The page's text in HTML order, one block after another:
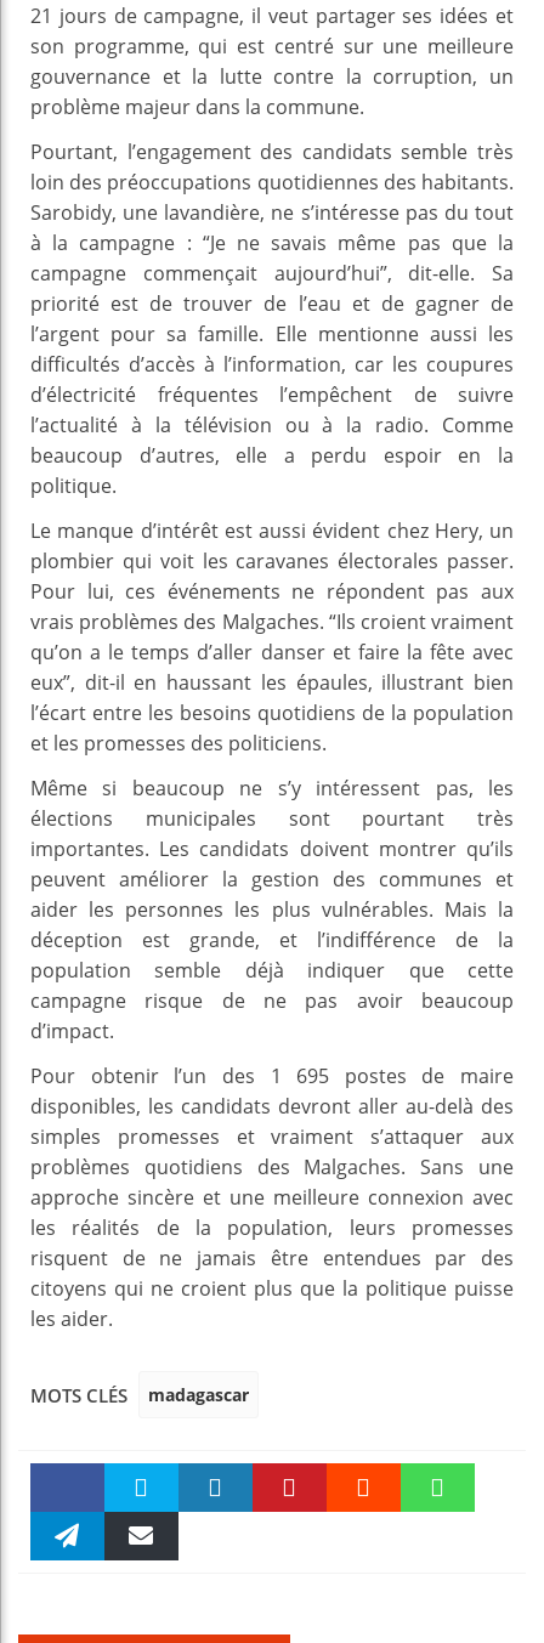
21 jours de campagne, il veut partager ses idées et
son programme, qui est centré sur une meilleure
gouvernance et la lutte contre la corruption, un
problème majeur dans la commune.
Pourtant, l’engagement des candidats semble très
loin des préoccupations quotidiennes des habitants.
Sarobidy, une lavandière, ne s’intéresse pas du tout
à la campagne : “Je ne savais même pas que la
campagne commençait aujourd’hui”, dit-elle. Sa
priorité est de trouver de l’eau et de gagner de
l’argent pour sa famille. Elle mentionne aussi les
difficultés d’accès à l’information, car les coupures
d’électricité fréquentes l’empêchent de suivre
l’actualité à la télévision ou à la radio. Comme
beaucoup d’autres, elle a perdu espoir en la
politique.
Le manque d’intérêt est aussi évident chez Hery, un
plombier qui voit les caravanes électorales passer.
Pour lui, ces événements ne répondent pas aux
vrais problèmes des Malgaches. “Ils croient vraiment
qu’on a le temps d’aller danser et faire la fête avec
eux”, dit-il en haussant les épaules, illustrant bien
l’écart entre les besoins quotidiens de la population
et les promesses des politiciens.
Même si beaucoup ne s’y intéressent pas, les
élections municipales sont pourtant très
importantes. Les candidats doivent montrer qu’ils
peuvent améliorer la gestion des communes et
aider les personnes les plus vulnérables. Mais la
déception est grande, et l’indifférence de la
population semble déjà indiquer que cette
campagne risque de ne pas avoir beaucoup
d’impact.
Pour obtenir l’un des 1 695 postes de maire
disponibles, les candidats devront aller au-delà des
simples promesses et vraiment s’attaquer aux
problèmes quotidiens des Malgaches. Sans une
approche sincère et une meilleure connexion avec
les réalités de la population, leurs promesses
risquent de ne jamais être entendues par des
citoyens qui ne croient plus que la politique puisse
les aider.
MOTS CLÉS madagascar
Faceboo Twitter
m